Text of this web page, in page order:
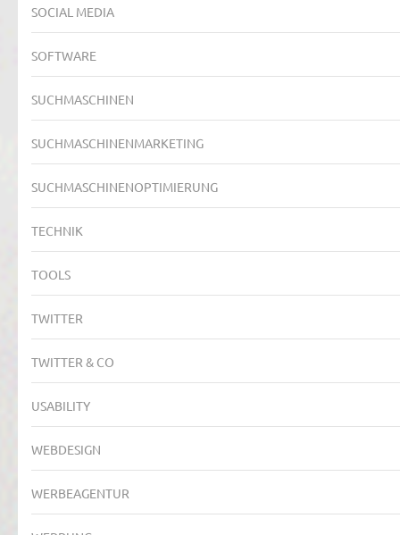
SOCIAL MEDIA
SOFTWARE
SUCHMASCHINEN
SUCHMASCHINENMARKETING
SUCHMASCHINENOPTIMIERUNG
TECHNIK
TOOLS
TWITTER
TWITTER & CO
USABILITY
WEBDESIGN
WERBEAGENTUR